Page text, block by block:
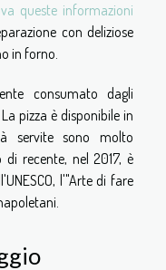
queste informazioni
con deliziose
in forno.
consumato dagli
pizza è disponibile in
servite sono molto
recente, nel 2017, è
l'"Arte di fare